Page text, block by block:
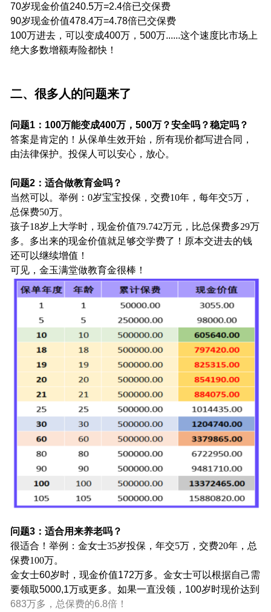
70岁现金价值240.5万=2.4倍已交保费
90岁现金价值478.4万=4.78倍已交保费
100万进去，可以变成400万，500万......这个速度比市场上
绝大多数增额寿险都快！
二、很多人的问题来了
问题1：100万能变成400万，500万？安全吗？稳定吗？
答案是肯定的！从保单生效开始，所有现价都写进合同，
由法律保护。投保人可以安心，放心。
问题2：适合做教育金吗？
当然可以。举例：0岁宝宝投保，交费10年，每年交5万，
总保费50万。
孩子18岁上大学时，现金价值79.742万元，比总保费多29万
多。多出来的现金价值就足够交学费了！原本交进去的钱
还可以继续增值！
可见，金玉满堂做教育金很棒！
问题3：适合用来养老吗？
很适合！举例：金女士35岁投保，年交5万，交费20年，总
保费100万。
金女士60岁时，现金价值172万多。金女士可以根据自己需
要领取5000,1万或更多。如果一直没领，100岁时现价达到
683万多，总保费的6.8倍！